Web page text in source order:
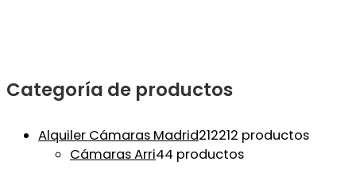
Categoría de productos
Alquiler Cámaras Madrid212212 productos
Cámaras Arri44 productos